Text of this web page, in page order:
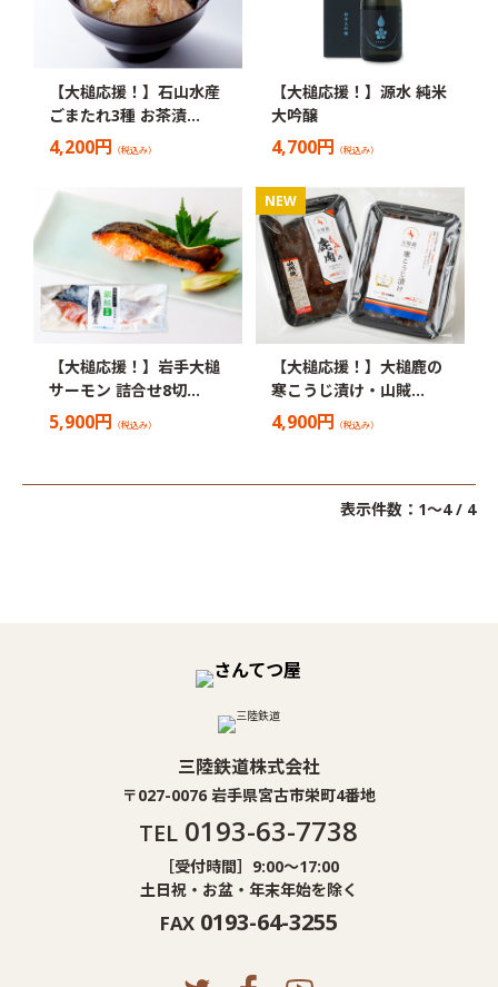
【大槌応援！】石山水産
ごまたれ3種 お茶漬…
4,200円 （税込み）
【大槌応援！】源水 純米
大吟醸
4,700円 （税込み）
【大槌応援！】岩手大槌
サーモン 詰合せ8切…
5,900円 （税込み）
【大槌応援！】大槌鹿の
寒こうじ漬け・山賊…
4,900円 （税込み）
表示件数：1～4 / 4
三陸鉄道株式会社
〒027-0076 岩手県宮古市栄町4番地
TEL 0193-63-7738
［受付時間］9:00〜17:00
土日祝・お盆・年末年始を除く
FAX0193-64-3255